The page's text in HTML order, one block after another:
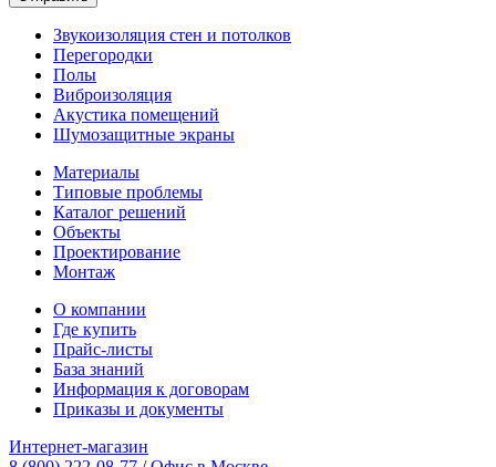
Звукоизоляция стен и потолков
Перегородки
Полы
Виброизоляция
Акустика помещений
Шумозащитные экраны
Материалы
Типовые проблемы
Каталог решений
Объекты
Проектирование
Монтаж
О компании
Где купить
Прайс-листы
База знаний
Информация к договорам
Приказы и документы
Интернет-магазин